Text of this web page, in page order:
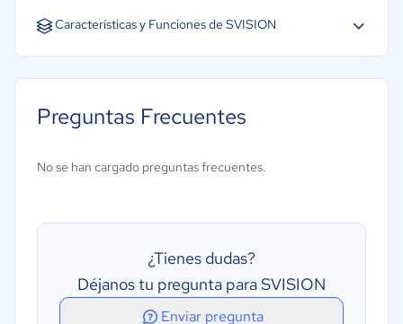
Español Inglés
Características y Funciones de SVISION
Seguimiento del historial de servicios
Preguntas Frecuentes
No se han cargado preguntas frecuentes.
¿Tienes dudas?
Déjanos tu pregunta para SVISION
Enviar pregunta